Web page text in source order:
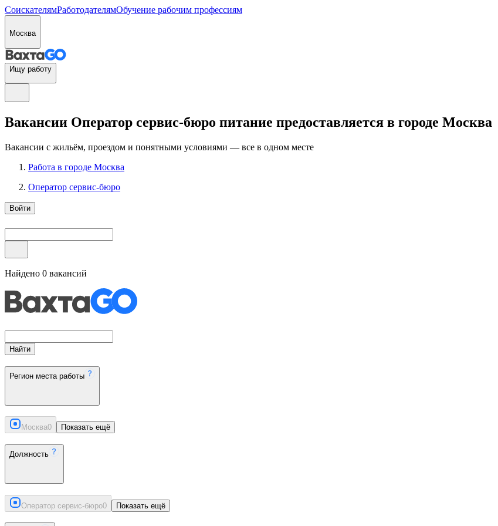
СоискателямРаботодателямОбучение рабочим профессиям
Москва
Ищу работу
Вакансии Оператор сервис-бюро питание предоставляется в городе Москва
Вакансии с жильём, проездом и понятными условиями — все в одном месте
Работа в городе Москва
Оператор сервис-бюро
Войти
Найдено 0 вакансий
Найти
Регион места работы
Москва0 Показать ещё
Должность
Оператор сервис-бюро0 Показать ещё